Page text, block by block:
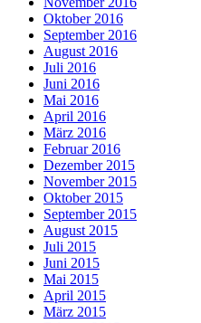
Oktober 2016
September 2016
August 2016
Juli 2016
Juni 2016
Mai 2016
April 2016
März 2016
Februar 2016
Dezember 2015
November 2015
Oktober 2015
September 2015
August 2015
Juli 2015
Juni 2015
Mai 2015
April 2015
März 2015